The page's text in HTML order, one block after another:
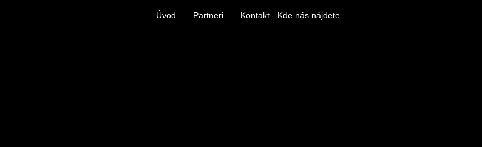
Úvod Partneri Kontakt - Kde nás nájdete